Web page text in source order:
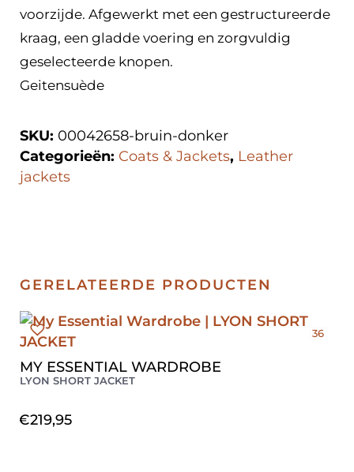
voorzijde. Afgewerkt met een gestructureerde
kraag, een gladde voering en zorgvuldig
geselecteerde knopen.
Geitensuède
SKU: 00042658-bruin-donker
Categorieën: Coats & Jackets, Leather
jackets
GERELATEERDE PRODUCTEN
MY ESSENTIAL WARDROBE
LYON SHORT JACKET
€219,95
36